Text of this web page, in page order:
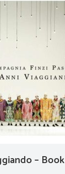
– Book